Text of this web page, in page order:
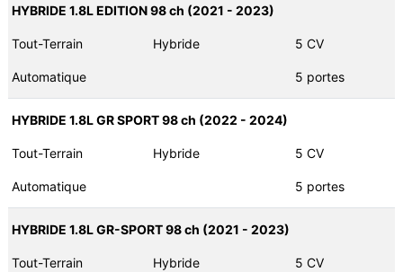
HYBRIDE 1.8L EDITION 98 ch (2021 - 2023)
Tout-Terrain Hybride 5 CV
Automatique 5 portes
HYBRIDE 1.8L GR SPORT 98 ch (2022 - 2024)
Tout-Terrain Hybride 5 CV
Automatique 5 portes
HYBRIDE 1.8L GR-SPORT 98 ch (2021 - 2023)
Tout-Terrain Hybride 5 CV